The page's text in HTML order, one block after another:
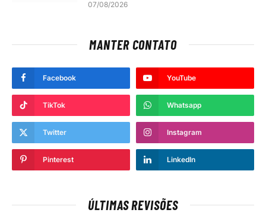
07/08/2026
MANTER CONTATO
Facebook YouTube
TikTok Whatsapp
Twitter Instagram
Pinterest LinkedIn
ÚLTIMAS REVISÕES